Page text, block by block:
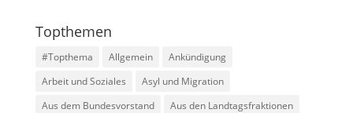
Topthemen
#Topthema Allgemein
Ankündigung
Arbeit und Soziales
Asyl und Migration
Aus dem Bundesvorstand
Aus den Landtagsfraktionen